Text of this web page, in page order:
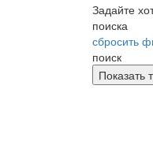
Задайте
поиска
сбросить
поиск